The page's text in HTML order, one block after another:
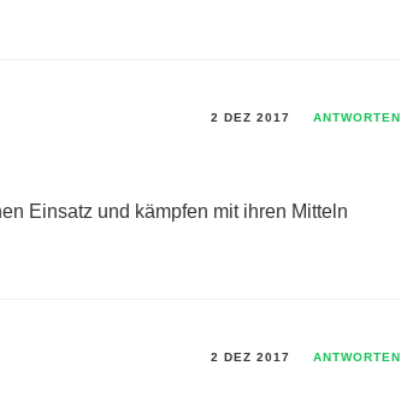
2 DEZ 2017 ANTWORTEN
Einsatz und kämpfen mit ihren Mitteln
2 DEZ 2017 ANTWORTEN